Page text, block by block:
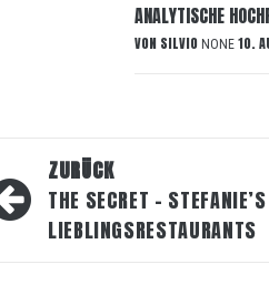
ANALYTISCHE
VON SILVIO NONE 10.
Beitragsnavigation
ZURÜCK
THE SECRET – STEFANIE’S
LIEBLINGSRESTAURANTS